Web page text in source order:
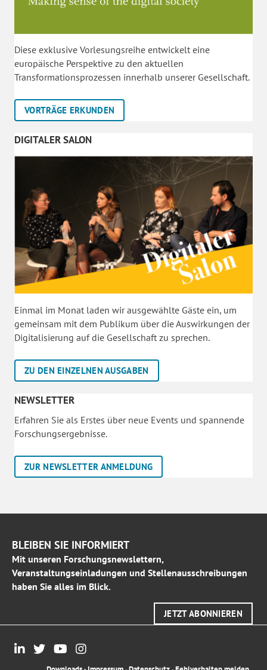
Diese exklusive Vorlesungsreihe entwickelt eine
europäische Perspektive zu den aktuellen
Transformationsprozessen innerhalb unserer Gesellschaft.
VORTRÄGE ERKUNDEN
DIGITALER SALON
Einmal im Monat laden wir ausgewählte Gäste ein, um
gemeinsam mit dem Publikum über die Auswirkungen der
Digitalisierung auf die Gesellschaft zu sprechen.
ZU DEN EINZELNEN AUSGABEN
NEWSLETTER
Erfahren Sie als Erstes über neue Events und spannende
Forschungsergebnisse.
ZUR NEWSLETTER ANMELDUNG
BLEIBEN SIE INFORMIERT
Mit unseren Forschungsnewslettern,
Veranstaltungseinladungen und Stellenausschreibungen
haben Sie alles im Blick.
JETZT ABONNIEREN